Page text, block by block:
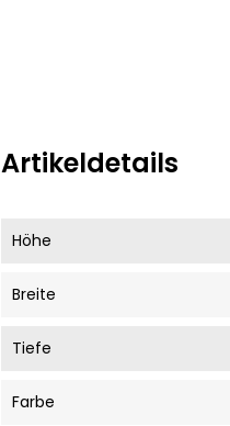
Artikeldetails
Höhe
Breite
Tiefe
Farbe